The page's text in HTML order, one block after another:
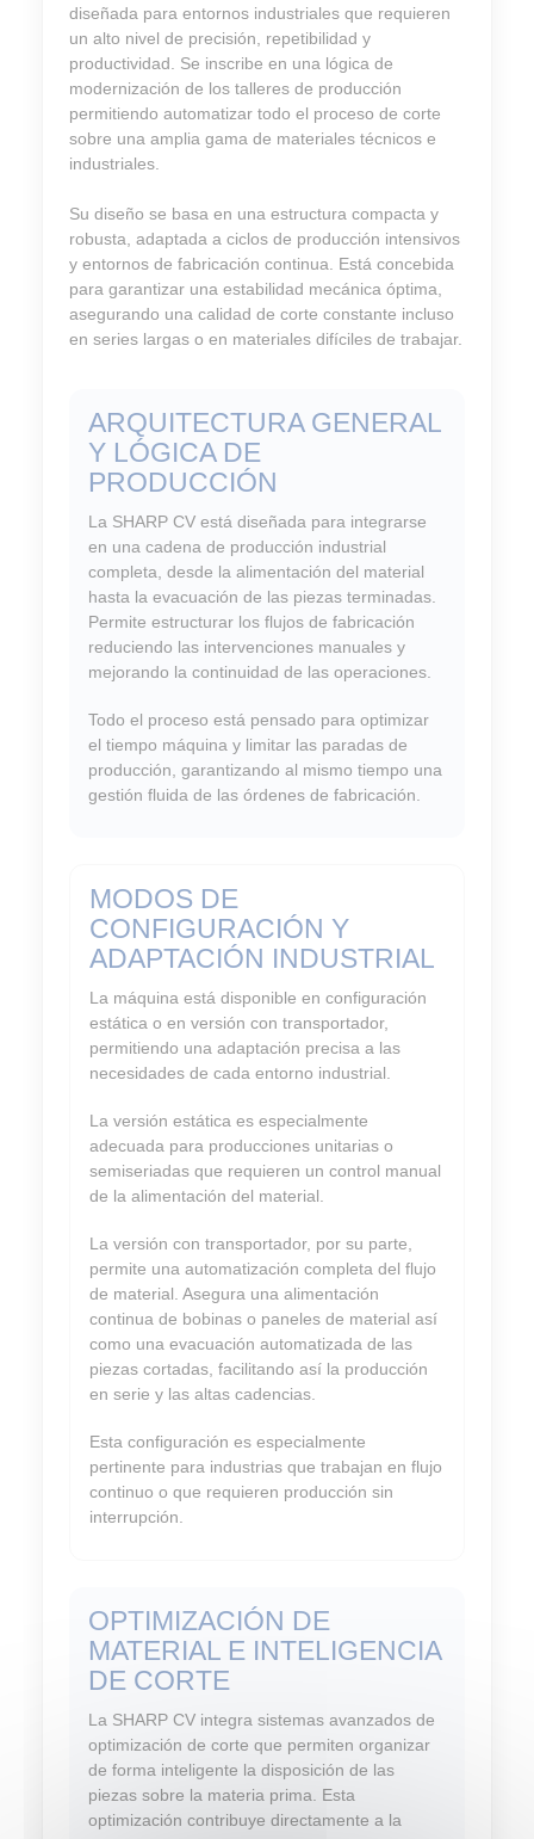
diseñada para entornos industriales que requieren
un alto nivel de precisión, repetibilidad y
productividad. Se inscribe en una lógica de
modernización de los talleres de producción
permitiendo automatizar todo el proceso de corte
sobre una amplia gama de materiales técnicos e
industriales.
Su diseño se basa en una estructura compacta y
robusta, adaptada a ciclos de producción intensivos
y entornos de fabricación continua. Está concebida
para garantizar una estabilidad mecánica óptima,
asegurando una calidad de corte constante incluso
en series largas o en materiales difíciles de trabajar.
ARQUITECTURA GENERAL
Y LÓGICA DE
PRODUCCIÓN
La SHARP CV está diseñada para integrarse
en una cadena de producción industrial
completa, desde la alimentación del material
hasta la evacuación de las piezas terminadas.
Permite estructurar los flujos de fabricación
reduciendo las intervenciones manuales y
mejorando la continuidad de las operaciones.
Todo el proceso está pensado para optimizar
el tiempo máquina y limitar las paradas de
producción, garantizando al mismo tiempo una
gestión fluida de las órdenes de fabricación.
MODOS DE
CONFIGURACIÓN Y
ADAPTACIÓN INDUSTRIAL
La máquina está disponible en configuración
estática o en versión con transportador,
permitiendo una adaptación precisa a las
necesidades de cada entorno industrial.
La versión estática es especialmente
adecuada para producciones unitarias o
semiseriadas que requieren un control manual
de la alimentación del material.
La versión con transportador, por su parte,
permite una automatización completa del flujo
de material. Asegura una alimentación
continua de bobinas o paneles de material así
como una evacuación automatizada de las
piezas cortadas, facilitando así la producción
en serie y las altas cadencias.
Esta configuración es especialmente
pertinente para industrias que trabajan en flujo
continuo o que requieren producción sin
interrupción.
OPTIMIZACIÓN DE
MATERIAL E INTELIGENCIA
DE CORTE
La SHARP CV integra sistemas avanzados de
optimización de corte que permiten organizar
de forma inteligente la disposición de las
piezas sobre la materia prima. Esta
optimización contribuye directamente a la